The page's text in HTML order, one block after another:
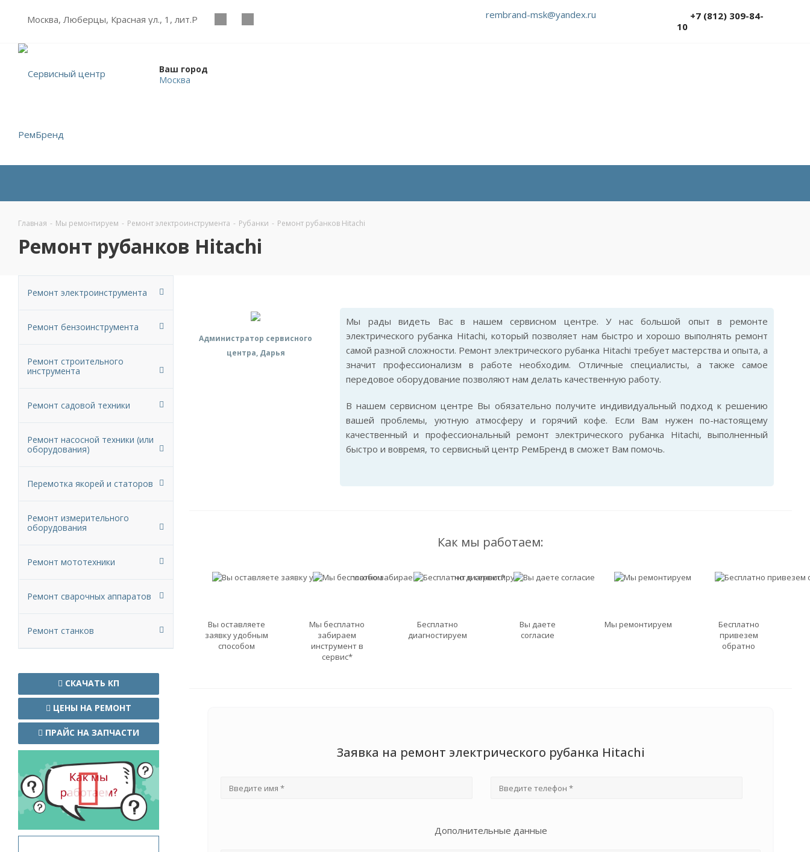
Москва, Люберцы, Красная ул., 1, лит.Р rembrand-msk@yandex.ru
+7 (812) 309-84-
10
Ваш город
Москва
Главная - Мы ремонтируем - Ремонт электроинструмента - Рубанки - Ремонт рубанков Hitachi
Ремонт рубанков Hitachi
Администратор сервисного
центра, Дарья
Мы рады видеть Вас в нашем сервисном центре. У нас большой опыт в ремонте
электрического рубанка Hitachi, который позволяет нам быстро и хорошо выполнять ремонт
самой разной сложности. Ремонт электрического рубанка Hitachi требует мастерства и опыта, а
значит профессионализм в работе необходим. Отличные специалисты, а также самое
передовое оборудование позволяют нам делать качественную работу.
В нашем сервисном центре Вы обязательно получите индивидуальный подход к решению
вашей проблемы, уютную атмосферу и горячий кофе. Если Вам нужен по-настоящему
качественный и профессиональный ремонт электрического рубанка Hitachi, выполненный
быстро и вовремя, то сервисный центр РемБренд в сможет Вам помочь.
Как мы работаем:
Вы оставляете
заявку удобным
способом
Мы бесплатно
забираем
инструмент в
сервис*
Бесплатно
диагностируем
Вы даете
согласие
Мы ремонтируем
Бесплатно
привезем
обратно
Заявка на ремонт электрического рубанка Hitachi
Дополнительные данные
Ремонт электроинструмента
Ремонт бензоинструмента
Ремонт строительного
инструмента
Ремонт садовой техники
Ремонт насосной техники (или
оборудования)
Перемотка якорей и статоров
Ремонт измерительного
оборудования
Ремонт мототехники
Ремонт сварочных аппаратов
Ремонт станков
СКАЧАТЬ КП
ЦЕНЫ НА РЕМОНТ
ПРАЙС НА ЗАПЧАСТИ